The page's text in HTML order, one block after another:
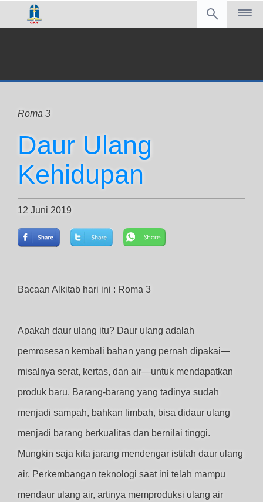
Roma 3
Daur Ulang
Kehidupan
12 Juni 2019
Bacaan Alkitab hari ini : Roma 3
Apakah daur ulang itu? Daur ulang adalah
pemrosesan kembali bahan yang pernah dipakai—
misalnya serat, kertas, dan air—untuk mendapatkan
produk baru. Barang-barang yang tadinya sudah
menjadi sampah, bahkan limbah, bisa didaur ulang
menjadi barang berkualitas dan bernilai tinggi.
Mungkin saja kita jarang mendengar istilah daur ulang
air. Perkembangan teknologi saat ini telah mampu
mendaur ulang air, artinya memproduksi ulang air